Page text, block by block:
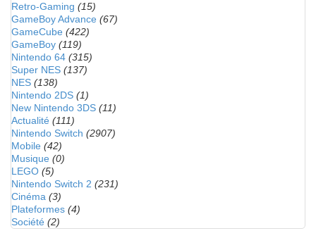
Retro-Gaming (15)
GameBoy Advance (67)
GameCube (422)
GameBoy (119)
Nintendo 64 (315)
Super NES (137)
NES (138)
Nintendo 2DS (1)
New Nintendo 3DS (11)
Actualité (111)
Nintendo Switch (2907)
Mobile (42)
Musique (0)
LEGO (5)
Nintendo Switch 2 (231)
Cinéma (3)
Plateformes (4)
Société (2)